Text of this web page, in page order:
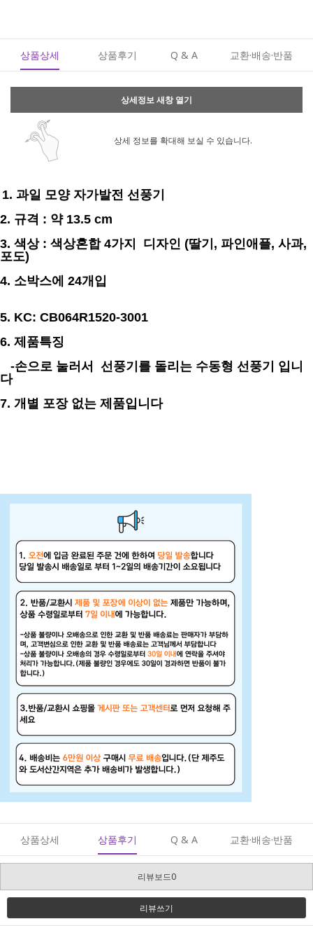
상품상세 상품후기 Q & A 교환·배송·반품
상세정보 새창 열기
상세 정보를 확대해 보실 수 있습니다.
1. 과일 모양 자가발전 선풍기
2. 규격 : 약 13.5 cm
3. 색상 : 색상혼합 4가지 디자인 (딸기, 파인애플, 사과,
포도)
4. 소박스에 24개입
5. KC: CB064R1520-3001
6. 제품특징
-손으로 눌러서 선풍기를 돌리는 수동형 선풍기 입니
다
7. 개별 포장 없는 제품입니다
상품상세 상품후기 Q & A 교환·배송·반품
리뷰보드0
리뷰쓰기